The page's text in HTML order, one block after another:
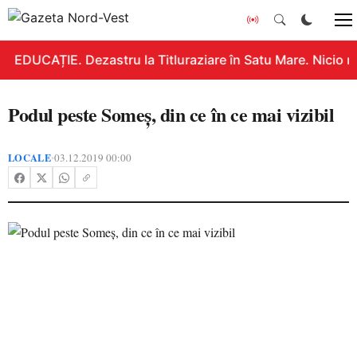
EDUCAȚIE. Dezastru la Titluraziare în Satu Mare. Nicio
Podul peste Someş, din ce în ce mai vizibil
LOCALE•03.12.2019 00:00